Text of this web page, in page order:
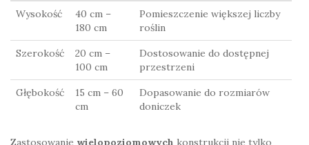
Wysokość
40 cm –
180 cm
Pomieszczenie większej liczby
roślin
Szerokość
20 cm –
100 cm
Dostosowanie do dostępnej
przestrzeni
Głębokość
15 cm – 60
cm
Dopasowanie do rozmiarów
doniczek
Zastosowanie wielopoziomowych konstrukcji nie tylko